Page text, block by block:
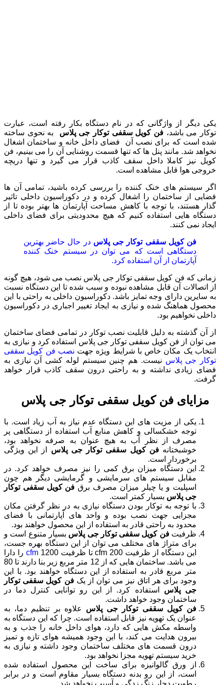
یکی دیگر از واژگانی که در نام دستگاه بکار رفته است، عبارت
توکار می باشد، فن کویل سقفی توکار جی پلاس
به نحوی ساخته
شده است که برای نصب آن فضای داخل خانه و ساختمان اشغال
نخواهد شد. مانند پنل ها که تنها قسمت روشنایی آن را می بینیم، فن
کویل نیز کاملا داخل سقف کاذب قرار می گیرد و تنها دریچه
خروجی هوا قابل مشاهده است.
اگر سیستم های خنک کننده را بررسی کرده باشید، تمامی آن ها
فضایی از ساختمان را اشغال کرده و در دکوراسیون داخلی تاثیر
گذار هستند، با توجه با کاهش مساحت آپارتمان ها بهتر بوده تا از
دستگاه هایی استفاده کنیم که هیچ محدودیتی برای فضای داخلی
ایجاد نمی کنند.
فن کویل سقفی توکار جی پلاس در حال حاضر بهترین
دستگاهی است که می توان در سیستم خنک کننده
آپارتمان از آن استفاده کرد.
زمانی که فن کویل سقفی توکار جی پلاس نصب می شود، هیچ گونه
از اتصالات آن قابل مشاهده نبوده و سبب شده تا این دستگاه نسبت
به سایرین دارای وجه تمایز باشد. دکوراسیون داخلی به راحتی با این
محصول هماهنگ شده و نیازی به ایجاد تغییر اجباری در دکوراسیون
داخلی نخواهیم بود.
از آن گذشته به دلیل قابلیت نصب توکار در تمامی فضای ساختمان
می توان از فن کویل سقفی توکار جی پلاس استفاده کرد و نیازی به
انتخاب یک مکان خاص با شرایط ویژه جهت نصب فن کویل سقفی
توکار جی پلاس نیست. هم چنین سیستم لوله کشی آن نیازی به
فضای زیادی نداشته و به راحتی درون سقف کاذب قرار خواهد
گرفت.
مزایای فن کویل سقفی توکار جی پلاس
یکی از مزیت های این دستگاه عدم نیاز به آب زیاد است. با
توجه خشکسالی و کاهش منابع آب استفاده از دستگاهی پر
مصرف از نظر آب به هیچ عنوان به صرفه نخواهد بود،
خوشبختانهفن کویل سقفی توکار جی پلاس از این ویژگی
برخوردار است.
این دستگاه میزان برق کمی را نیز مصرف خواهد کرد. در
مقابل سیستم های سرمایشی و گرمایشی دیگر هم چون
اسپلیت و یا چیلر میزان مصرف برق فن کویل سقفی توکار
جی پلاس بسیار کمتر است.
با توجه به توکار بودن دستگاه نیازی به در نظر گرفتن مکان
مجزایی جهت نصب بوده و واحد های آپارتمانی با فضای
محدود به راحتی قادر به استفاده از این محصول خواهند بود.
ظرفیتفن کویل سقفی توکار جی پلاس بسیار متنوع است و
برای متراژ های مختلف می توان از این دستگاه بهره جست،
این دستگاه از ظرفیت 200 cfm تا ظرفیت 1200
cfm را دارا
می باشد. ساختمان هایی که از 12 متر مربع زیر بنا دارند تا 80
متر مربع قادر به استفاده از این دستگاه خواهند بود. با این
وجود برای هر اتاق نیز می توان از یکفن کویل سقفی توکار
جی پلاس استفاده کرد. از این رو توانایی کنترل دما در
ساختمان وجود خواهد داشت.
فن کویل سقفی توکار جی پلاس
علاوه بر تنظیم دما، به
عنوان یک تهویه نیز قابل استفاده است. چرا که این دستگاه به
واسطه مکش هایی که دارد، هوای داخل خانه را جذب و به
بیرون هدایت می کند، با این وجود همیشه هوای تازه و تمیز
درون قسمت های مختلف ساختمان وجود داشته و نیازی به
خرید سیستم تهویه مجزا نخواهد بود.
از ورق گالوانیزه برای ساخت این محصول استفاده شده
است، از این رو بدنه دستگاه بسیار مقاوم است و در برابر
رطوبت دچار زنگ زدگی و آسیب نخواهد شد.